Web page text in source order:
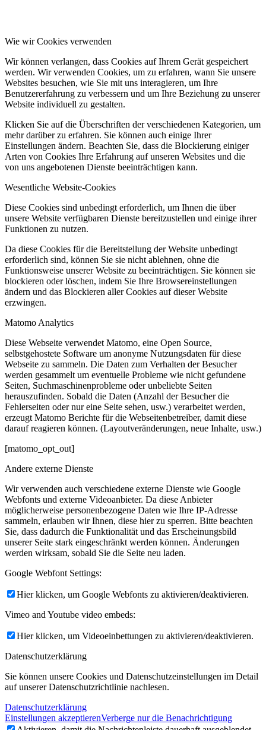
Wie wir Cookies verwenden
Wir können verlangen, dass Cookies auf Ihrem Gerät gespeichert
werden. Wir verwenden Cookies, um zu erfahren, wann Sie unsere
Websites besuchen, wie Sie mit uns interagieren, um Ihre
Benutzererfahrung zu verbessern und um Ihre Beziehung zu unserer
Website individuell zu gestalten.
Klicken Sie auf die Überschriften der verschiedenen Kategorien, um
mehr darüber zu erfahren. Sie können auch einige Ihrer
Einstellungen ändern. Beachten Sie, dass die Blockierung einiger
Arten von Cookies Ihre Erfahrung auf unseren Websites und die
von uns angebotenen Dienste beeinträchtigen kann.
Wesentliche Website-Cookies
Diese Cookies sind unbedingt erforderlich, um Ihnen die über
unsere Website verfügbaren Dienste bereitzustellen und einige ihrer
Funktionen zu nutzen.
Da diese Cookies für die Bereitstellung der Website unbedingt
erforderlich sind, können Sie sie nicht ablehnen, ohne die
Funktionsweise unserer Website zu beeinträchtigen. Sie können sie
blockieren oder löschen, indem Sie Ihre Browsereinstellungen
ändern und das Blockieren aller Cookies auf dieser Website
erzwingen.
Matomo Analytics
Diese Webseite verwendet Matomo, eine Open Source,
selbstgehostete Software um anonyme Nutzungsdaten für diese
Webseite zu sammeln. Die Daten zum Verhalten der Besucher
werden gesammelt um eventuelle Probleme wie nicht gefundene
Seiten, Suchmaschinenprobleme oder unbeliebte Seiten
herauszufinden. Sobald die Daten (Anzahl der Besucher die
Fehlerseiten oder nur eine Seite sehen, usw.) verarbeitet werden,
erzeugt Matomo Berichte für die Webseitenbetreiber, damit diese
darauf reagieren können. (Layoutveränderungen, neue Inhalte, usw.)
[matomo_opt_out]
Andere externe Dienste
Wir verwenden auch verschiedene externe Dienste wie Google
Webfonts und externe Videoanbieter. Da diese Anbieter
möglicherweise personenbezogene Daten wie Ihre IP-Adresse
sammeln, erlauben wir Ihnen, diese hier zu sperren. Bitte beachten
Sie, dass dadurch die Funktionalität und das Erscheinungsbild
unserer Seite stark eingeschränkt werden können. Änderungen
werden wirksam, sobald Sie die Seite neu laden.
Google Webfont Settings:
Hier klicken, um Google Webfonts zu aktivieren/deaktivieren.
Vimeo and Youtube video embeds:
Hier klicken, um Videoeinbettungen zu aktivieren/deaktivieren.
Datenschutzerklärung
Sie können unsere Cookies und Datenschutzeinstellungen im Detail
auf unserer Datenschutzrichtlinie nachlesen.
Datenschutzerklärung
Einstellungen akzeptierenVerberge nur die Benachrichtigung